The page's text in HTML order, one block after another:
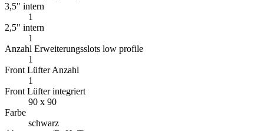
3,5" intern
1
2,5" intern
1
Anzahl Erweiterungsslots low profile
1
Front Lüfter Anzahl
1
Front Lüfter integriert
90 x 90
Farbe
schwarz